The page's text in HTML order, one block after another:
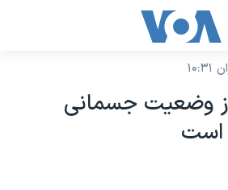
وضعيت جسمانی
است